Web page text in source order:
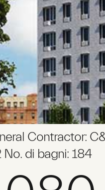
Contractor:
No. di bagni: 184